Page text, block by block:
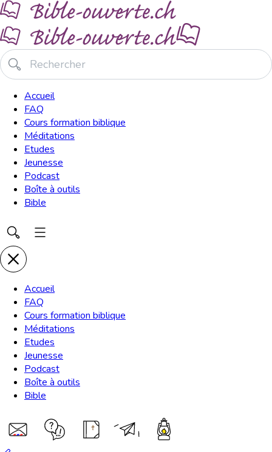
Accueil
FAQ
Cours formation biblique
Méditations
Etudes
Jeunesse
Podcast
Boîte à outils
Bible
Accueil
FAQ
Cours formation biblique
Méditations
Etudes
Jeunesse
Podcast
Boîte à outils
Bible